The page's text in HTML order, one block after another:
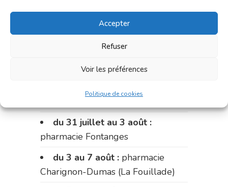
Accepter
Refuser
Voir les préférences
Politique de cookies
du 20 au 24 juillet :pharmacie
Palobart (Laguépie)
du 24 au 31 juillet :pharmacie
du 31 juillet au 3 août :
pharmacie Fontanges
du 3 au 7 août : pharmacie
Charignon-Dumas (La Fouillade)